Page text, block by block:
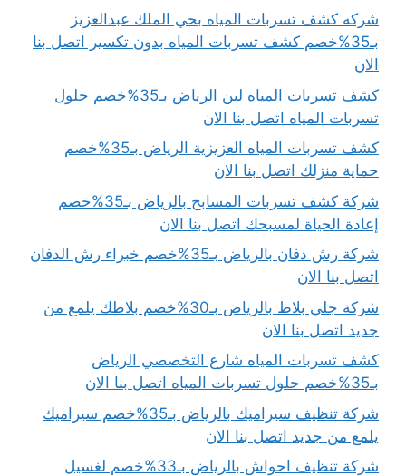
شركه كشف تسربات المياه بحي الملك عبدالعزيز
بـ35%خصم كشف تسربات المياه بدون تكسير اتصل بنا
الان
كشف تسربات المياه لبن الرياض بـ35%خصم حلول
تسربات المياه اتصل بنا الان
كشف تسربات المياه العزيزية الرياض بـ35%خصم
حماية منزلك اتصل بنا الان
شركة كشف تسربات المسابح بالرياض بـ35%خصم
إعادة الحياة لمسبحك اتصل بنا الان
شركة رش دفان بالرياض بـ35%خصم خبراء رش الدفان
اتصل بنا الان
شركة جلي بلاط بالرياض بـ30%خصم بلاطك يلمع من
جديد اتصل بنا الان
كشف تسربات المياه شارع التخصصي الرياض
بـ35%خصم حلول تسربات المياه اتصل بنا الان
شركة تنظيف سيراميك بالرياض بـ35%خصم سيراميك
يلمع من جديد اتصل بنا الان
شركة تنظيف احواش بالرياض بـ33%خصم لغسيل